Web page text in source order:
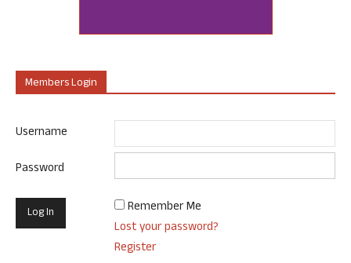
Members Login
Username
Password
Remember Me
Lost your password?
Register